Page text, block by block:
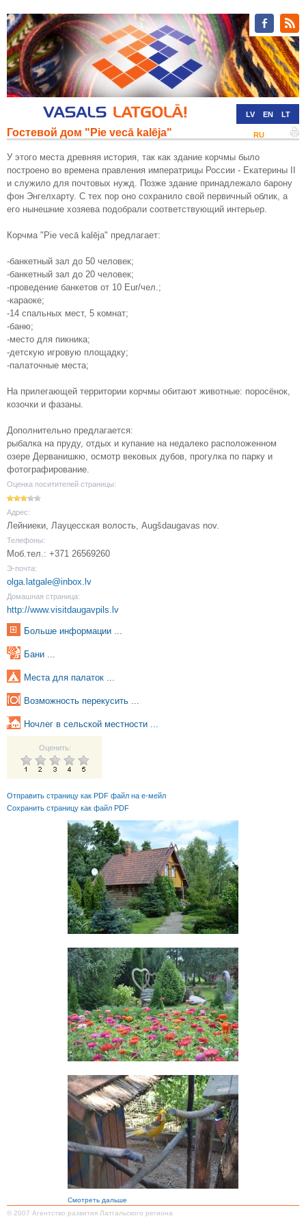
LV EN LT
RU
Гостевой дом "Pie vecā kalēja"
У этого места древняя история, так как здание корчмы было
построено во времена правления императрицы России - Екатерины II
и служило для почтовых нужд. Позже здание принадлежало барону
фон Энгелхарту. С тех пор оно сохранило свой первичный облик, а
его нынешние хозяева подобрали соответствующий интерьер.
Корчма "Pie vecā kalēja" предлагает:
-банкетный зал до 50 человек;
-банкетный зал до 20 человек;
-проведение банкетов от 10 Eur/чел.;
-караоке;
-14 спальных мест, 5 комнат;
-баню;
-место для пикника;
-детскую игровую площадку;
-палаточные места;
На прилегающей территории корчмы обитают животные: поросёнок,
козочки и фазаны.
Дополнительно предлагается:
рыбалка на пруду, отдых и купание на недалеко расположенном
озере Дерванишкю, осмотр вековых дубов, прогулка по парку и
фотографирование.
Оценка поситителей страницы:
Адрес:
Лейниеки, Лауцесская волость, Augšdaugavas nov.
Телефоны:
Моб.тел.: +371 26569260
Э-почта:
olga.latgale@inbox.lv
Домашная страница:
http://www.visitdaugavpils.lv
Больше информации ...
Бани ...
Места для палаток ...
Возможность перекусить ...
Ночлег в сельской местности ...
Оценить:
Отправить страницу как PDF файл на е-мейл
Сохранить страницу как файл PDF
Смотреть дальше
© 2007 Агентство развития Латгальского региона